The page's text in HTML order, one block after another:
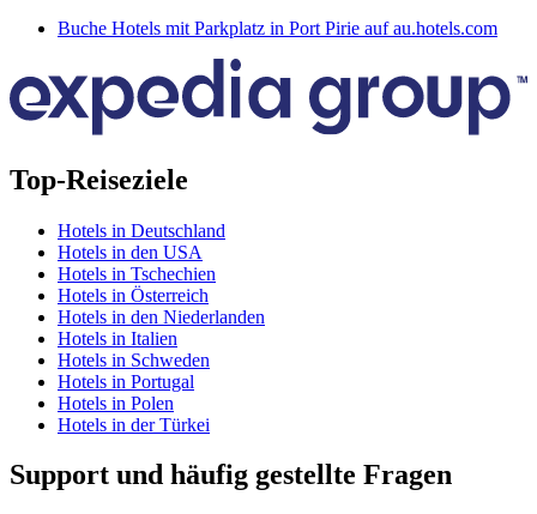
Buche Hotels mit Parkplatz in Port Pirie auf au.hotels.com
Top-Reiseziele
Hotels in Deutschland
Hotels in den USA
Hotels in Tschechien
Hotels in Österreich
Hotels in den Niederlanden
Hotels in Italien
Hotels in Schweden
Hotels in Portugal
Hotels in Polen
Hotels in der Türkei
Support und häufig gestellte Fragen